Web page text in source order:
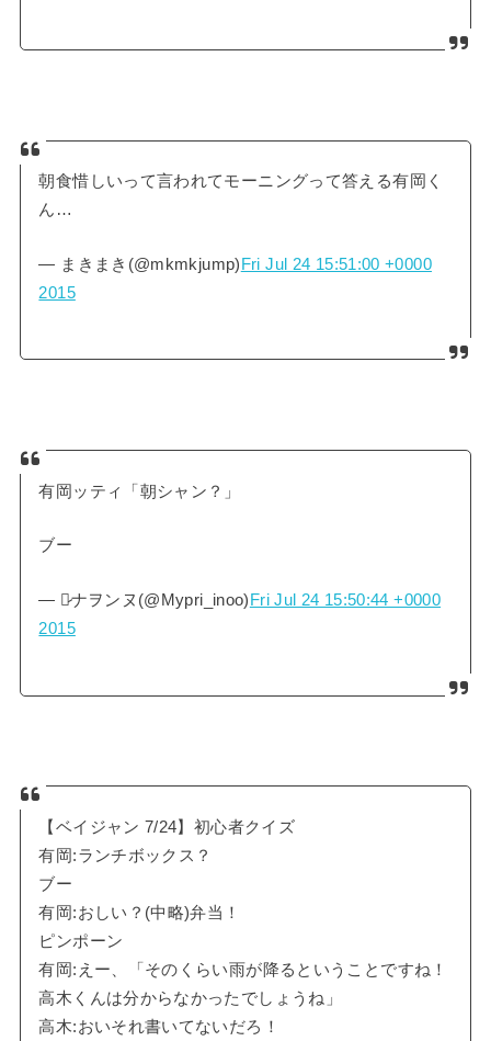
朝食惜しいって言われてモーニングって答える有岡く
ん…
— まきまき(@mkmkjump) Fri Jul 24 15:51:00 +0000
2015
有岡ッティ「朝シャン？」
ブー
— ♡̷ナヲンヌ(@Mypri_inoo) Fri Jul 24 15:50:44 +0000
2015
【ベイジャン 7/24】初心者クイズ
有岡:ランチボックス？
ブー
有岡:おしい？(中略)弁当！
ピンポーン
有岡:えー、「そのくらい雨が降るということですね！
高木くんは分からなかったでしょうね」
高木:おいそれ書いてないだろ！